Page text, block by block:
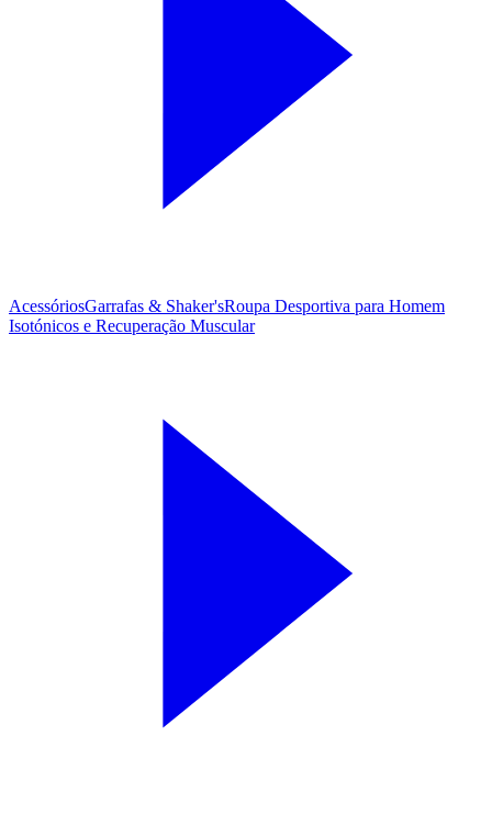
AcessóriosGarrafas & Shaker'sRoupa Desportiva para Homem
Isotónicos e Recuperação Muscular